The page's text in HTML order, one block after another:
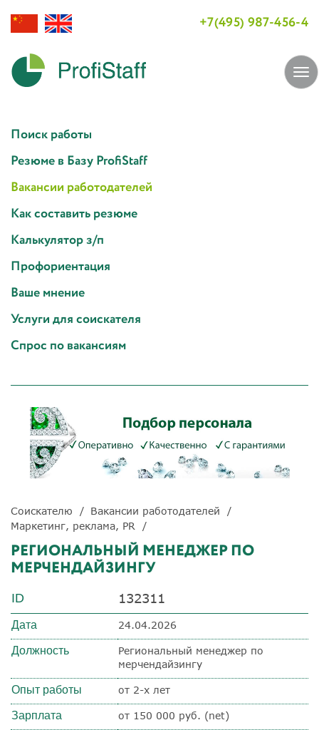
+7(495) 987-456-4
Поиск работы
Резюме в Базу ProfiStaff
Вакансии работодателей
Как составить резюме
Калькулятор з/п
Профориентация
Ваше мнение
Услуги для соискателя
Спрос по вакансиям
Соискателю
Вакансии работодателей
Маркетинг, реклама, PR
РЕГИОНАЛЬНЫЙ МЕНЕДЖЕР ПО
МЕРЧЕНДАЙЗИНГУ
ID 132311
Дата 24.04.2026
Должность
Региональный менеджер по
мерчендайзингу
Опыт работы от 2-х лет
Зарплата от 150 000 руб. (net)